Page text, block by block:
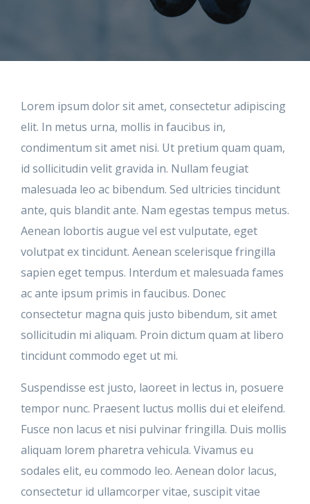
Lorem ipsum dolor sit amet, consectetur adipiscing
elit. In metus urna, mollis in faucibus in,
condimentum sit amet nisi. Ut pretium quam quam,
id sollicitudin velit gravida in. Nullam feugiat
malesuada leo ac bibendum. Sed ultricies tincidunt
ante, quis blandit ante. Nam egestas tempus metus.
Aenean lobortis augue vel est vulputate, eget
volutpat ex tincidunt. Aenean scelerisque fringilla
sapien eget tempus. Interdum et malesuada fames
ac ante ipsum primis in faucibus. Donec
consectetur magna quis justo bibendum, sit amet
sollicitudin mi aliquam. Proin dictum quam at libero
tincidunt commodo eget ut mi.
Suspendisse est justo, laoreet in lectus in, posuere
tempor nunc. Praesent luctus mollis dui et eleifend.
Fusce non lacus et nisi pulvinar fringilla. Duis mollis
aliquam lorem pharetra vehicula. Vivamus eu
sodales elit, eu commodo leo. Aenean dolor lacus,
consectetur id ullamcorper vitae, suscipit vitae